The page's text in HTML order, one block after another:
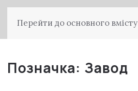
Перейти до основного вмісту
Позначка: Завод